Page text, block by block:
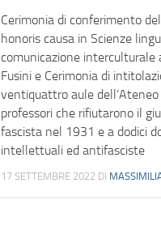
Cerimonia di conferimento
honoris causa in Scienze
comunicazione interculturale
Fusini e Cerimonia di
ventiquattro aule dell’Ateneo
professori che rifiutarono il
fascista nel 1931 e a dodici
intellettuali ed antifasciste
17 SETTEMBRE 2022 DI